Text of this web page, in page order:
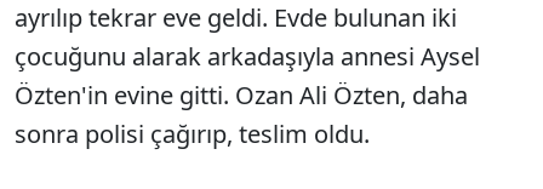
ayrılıp tekrar eve geldi. Evde bulunan iki
çocuğunu alarak arkadaşıyla annesi Aysel
Özten'in evine gitti. Ozan Ali Özten, daha
sonra polisi çağırıp, teslim oldu.